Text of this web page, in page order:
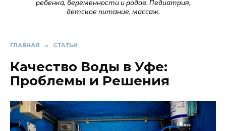
ребенка, беременности и родов. Педиатрия,
детское питание, массаж.
ГЛАВНАЯ » СТАТЬИ
Качество Воды в Уфе:
Проблемы и Решения